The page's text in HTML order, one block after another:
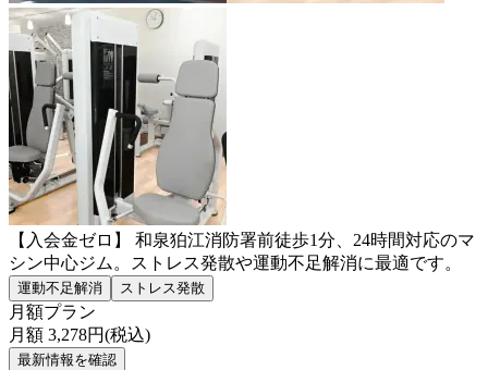
【入会金ゼロ】 和泉狛江消防署前徒歩1分、24時間対応のマ
シン中心ジム。ストレス発散や運動不足解消に最適です。
運動不足解消 ストレス発散
月額プラン
月額 3,278円(税込)
最新情報を確認